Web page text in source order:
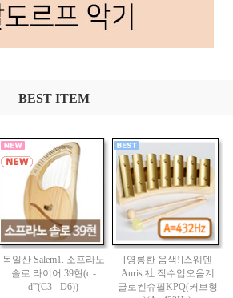
BEST ITEM
독일산 Salem1. 소프라노
솔로 라이어 39현(c -
d'''(C3 - D6))
[영롱한 음색!]스웨덴
Auris 社 직수입오음계
글로켄슈필KPQ(커브형